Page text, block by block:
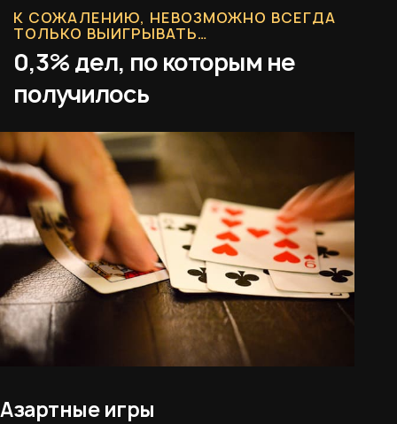
К СОЖАЛЕНИЮ, НЕВОЗМОЖНО ВСЕГДА
ТОЛЬКО ВЫИГРЫВАТЬ…
0,3% дел, по которым не
получилось
Азартные игры